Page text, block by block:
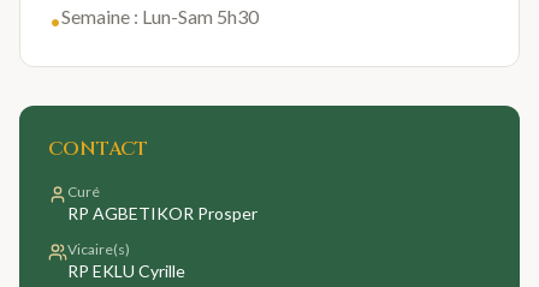
•Semaine : Lun-Sam 5h30
CONTACT
Curé
RP AGBETIKOR Prosper
Vicaire(s)
RP EKLU Cyrille